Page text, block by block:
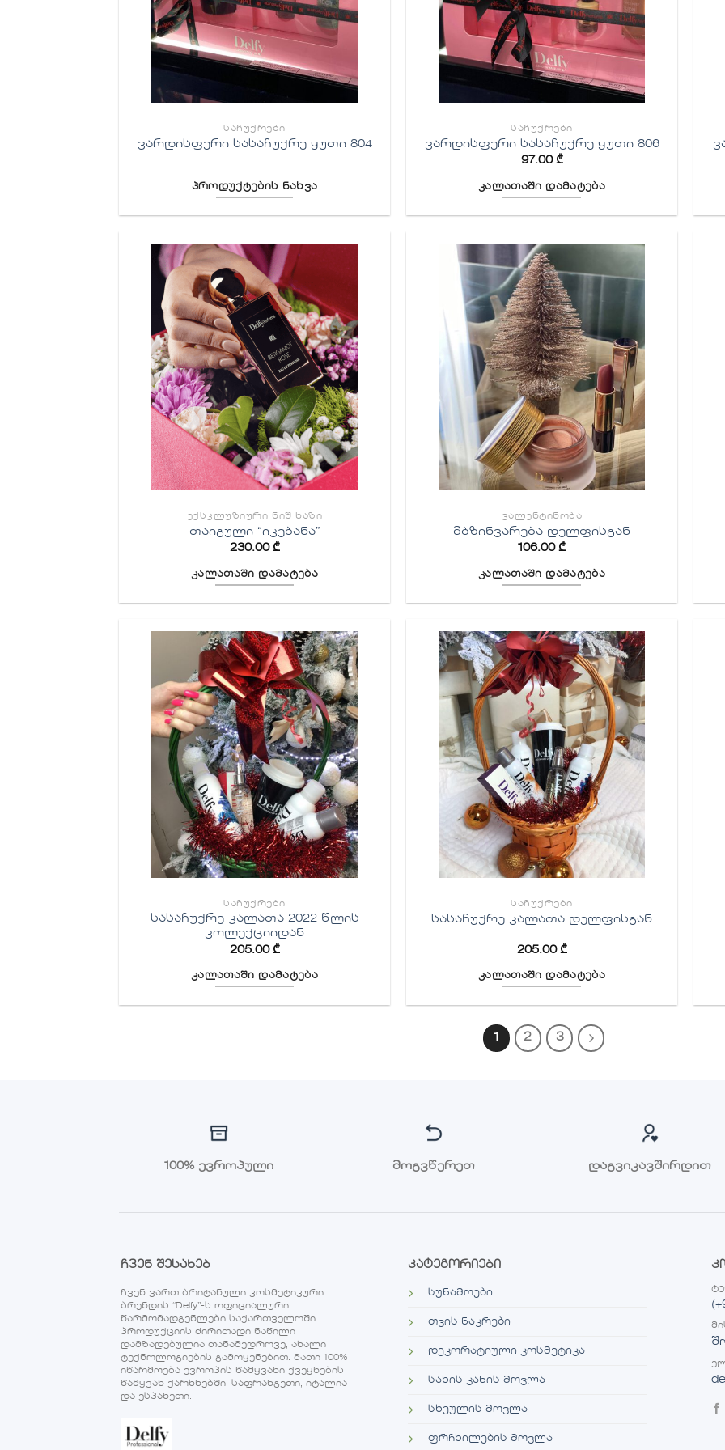
ᲡᲐᲩᲣᲥᲠᲔᲑᲘ
ვარდისფერი სასაჩუქრე ყუთი 804
პროდუქტების ნახვა
ᲡᲐᲩᲣᲥᲠᲔᲑᲘ
ვარდისფერი სასაჩუქრე ყუთი 806
97.00 ₾
კალათაში დამატება
დამატება
ᲔᲥᲡᲙᲚᲣᲖᲘᲣᲠᲘ ᲜᲘᲨ ᲮᲐᲖᲘ
თაიგული “იკებანა”
230.00 ₾
კალათაში დამატება
სურვილების
ᲕᲐᲚᲔᲜᲢᲘᲜᲝᲑᲐ
მბზინვარება დელფისგან
106.00 ₾
კალათაში დამატება
სურვილების
სიაში
დამატება
ᲡᲐᲩᲣᲥᲠᲔᲑᲘ
სასაჩუქრე კალათა 2022 წლის
კოლექციიდან
205.00 ₾
კალათაში დამატება
სურვილების
სიაში
დამატება
ᲡᲐᲩᲣᲥᲠᲔᲑᲘ
სასაჩუქრე კალათა დელფისგან
205.00 ₾
კალათაში დამატება
1 2 3
100% ევროპული მოგვწერეთ დაგვიკავშირდით
ჩვენ შესახებ
ჩვენ ვართ ბრიტანული კოსმეტიკური
ბრენდის “Delfy”-ს ოფიციალური
წარმომადგენლები საქართველოში.
პროდუქციის ძირითადი ნაწილი
დამზადებულია თანამედროვე, ახალი
ტექნოლოგიების გამოყენებით. მათი 100%
იწარმოება ევროპის წამყვანი ქვეყნების
წამყვან ქარხნებში: საფრანგეთი, იტალია
და ესპანეთი.
კატეგორიები
სუნამოები
თვის ნაკრები
დეკორატიული კოსმეტიკა
სახის კანის მოვლა
სხეულის მოვლა
ფრჩხილების მოვლა